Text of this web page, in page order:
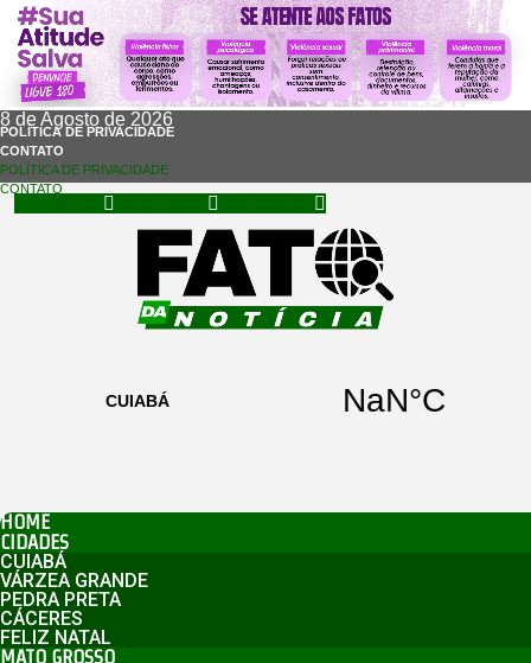
8 de Agosto de 2026
POLÍTICA DE PRIVACIDADE
CONTATO
POLÍTICA DE PRIVACIDADE
CONTATO
HOME
CIDADES
CUIABÁ
VÁRZEA GRANDE
PEDRA PRETA
CÁCERES
FELIZ NATAL
MATO GROSSO